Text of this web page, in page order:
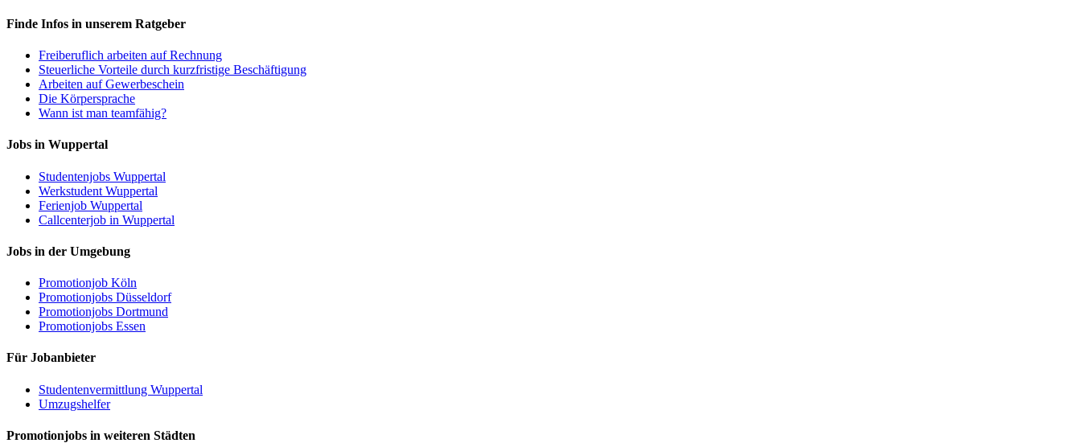
Finde Infos in unserem Ratgeber
Freiberuflich arbeiten auf Rechnung
Steuerliche Vorteile durch kurzfristige Beschäftigung
Arbeiten auf Gewerbeschein
Die Körpersprache
Wann ist man teamfähig?
Jobs in Wuppertal
Studentenjobs Wuppertal
Werkstudent Wuppertal
Ferienjob Wuppertal
Callcenterjob in Wuppertal
Jobs in der Umgebung
Promotionjob Köln
Promotionjobs Düsseldorf
Promotionjobs Dortmund
Promotionjobs Essen
Für Jobanbieter
Studentenvermittlung Wuppertal
Umzugshelfer
Promotionjobs in weiteren Städten